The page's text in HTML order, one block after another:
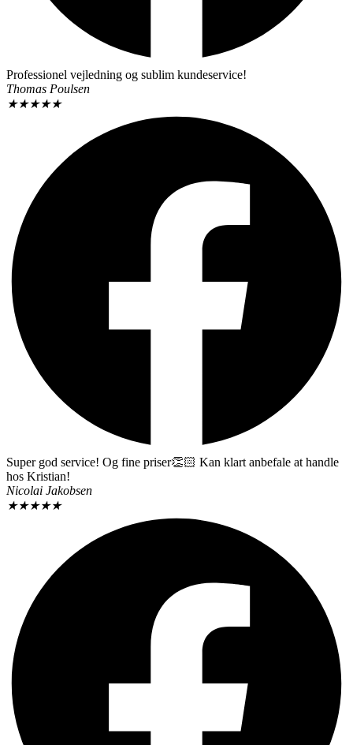
Professionel vejledning og sublim kundeservice!
Thomas Poulsen
★★★★★
Super god service! Og fine priser👏🏻 Kan klart anbefale at handle
hos Kristian!
Nicolai Jakobsen
★★★★★